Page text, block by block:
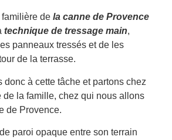
familière dela canne de Provence
technique de tressage main,
panneaux tressés et de les
de la terrasse.
donc à cette tâche et partons chez
de la famille, chez qui nous allons
de Provence.
paroi opaque entre son terrain